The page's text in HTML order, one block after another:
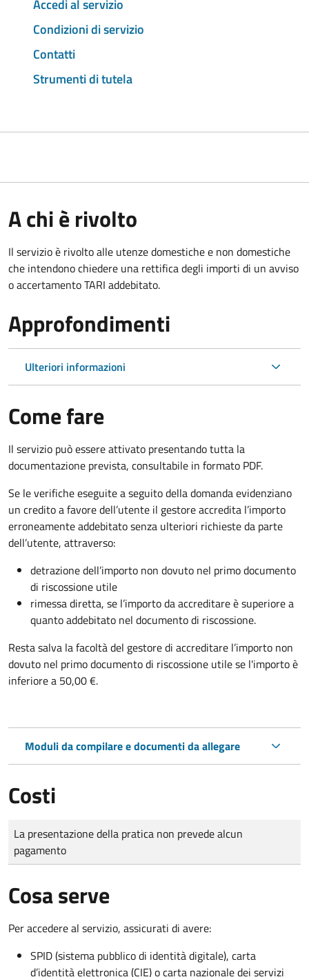
Accedi al servizio
Condizioni di servizio
Contatti
Strumenti di tutela
A chi è rivolto
Il servizio è rivolto alle utenze domestiche e non domestiche
che intendono chiedere una rettifica degli importi di un avviso
o accertamento TARI addebitato.
Approfondimenti
Ulteriori informazioni
Come fare
Il servizio può essere attivato presentando tutta la
documentazione prevista, consultabile in formato PDF.
Se le verifiche eseguite a seguito della domanda evidenziano
un credito a favore dell’utente il gestore accredita l’importo
erroneamente addebitato senza ulteriori richieste da parte
dell’utente, attraverso:
detrazione dell’importo non dovuto nel primo documento
di riscossione utile
rimessa diretta, se l’importo da accreditare è superiore a
quanto addebitato nel documento di riscossione.
Resta salva la facoltà del gestore di accreditare l’importo non
dovuto nel primo documento di riscossione utile se l'importo è
inferiore a 50,00 €.
Moduli da compilare e documenti da allegare
Costi
Tipo di pagamento
Importo
La presentazione della pratica non prevede alcun
pagamento
Cosa serve
Per accedere al servizio, assicurati di avere:
SPID (sistema pubblico di identità digitale), carta
d’identità elettronica (CIE) o carta nazionale dei servizi